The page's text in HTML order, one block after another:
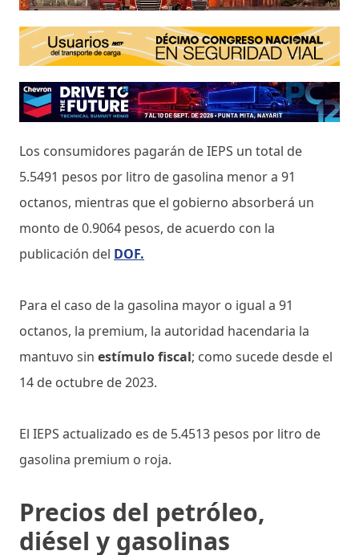
Los consumidores pagarán de IEPS un total de
5.5491 pesos por litro de gasolina menor a 91
octanos, mientras que el gobierno absorberá un
monto de 0.9064 pesos, de acuerdo con la
publicación del DOF.
Para el caso de la gasolina mayor o igual a 91
octanos, la premium, la autoridad hacendaria la
mantuvo sin estímulo fiscal; como sucede desde el
14 de octubre de 2023.
El IEPS actualizado es de 5.4513 pesos por litro de
gasolina premium o roja.
Precios del petróleo,
diésel y gasolinas